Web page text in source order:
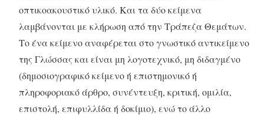
οπτικοακουστικό υλικό. Και τα δύο κείμενα
λαμβάνονται με κλήρωση από την Τράπεζα Θεμάτων.
Το ένα κείμενο αναφέρεται στο γνωστικό αντικείμενο
της Γλώσσας και είναι μη λογοτεχνικό, μη διδαγμένο
(δημοσιογραφικό κείμενο ή επιστημονικό ή
πληροφοριακό άρθρο, συνέντευξη, κριτική, ομιλία,
επιστολή, επιφυλλίδα ή δοκίμιο), ενώ το άλλο